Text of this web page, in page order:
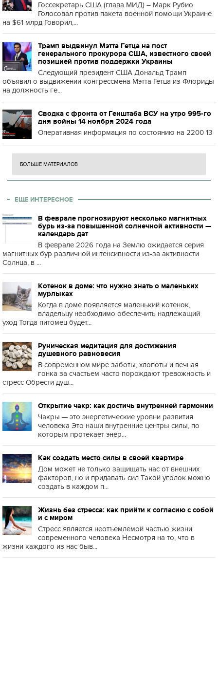
Госсекретарь США (глава МИД) – Марк Рубио
Голосовал против пакета военной помощи Украине
на $61 млрд Говорил,...
Трамп выдвинул Мэтта Гетца на пост
генерального прокурора США, известного своей
позицией против поддержки Украины
Следующий президент США Дональд Трамп
объявил о выдвижении конгрессмена Мэтта Гетца из Флориды
на должность ге...
Сводка с фронта от Генштаба ВСУ на утро 995-го
дня войны 14 ноября 2024 года
Оперативная информация по состоянию на 2200 13
БОЛЬШЕ МАТЕРИАЛОВ
ЕЩЕ ИНТЕРЕСНОЕ
В феврале прогнозируют несколько магнитных
бурь из-за повышенной солнечной активности —
календарь дат
В феврале 2026 года на Землю ожидается серия
магнитных бур различной интенсивности из-за активности
Солнца, в ...
Котенок в доме: что нужно знать о маленьких
мурлыках
Когда в доме появляется маленький котенок,
владельцу необходимо обеспечить надлежащий
уход Тогда питомец будет...
Руническая медитация для достижения
душевного равновесия
В современном мире заботы, хлопоты и вечная
гонка за счастьем часто порождают тревожность и
стресс Обрести душ...
Открытие чакр: как достичь внутренней гармонии
Чакры — это энергетические уровни развития
человека Это наши внутренние центры силы, по
которым протекает энер...
Как создать место силы в своей квартире
Дом может не только защищать нас от внешних
факторов, но и придавать сил Такой уголок можно
создать в каждом п...
Жизнь без стресса: как прийти к согласию с собой
и с миром
Стресс является неотъемлемой частью жизни
современного человека Несмотря на то, что в
жизни каждого из нас быв...